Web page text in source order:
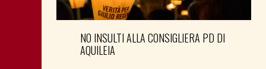
NO INSULTI ALLA CONSIGLIERA PD DI
AQUILEIA